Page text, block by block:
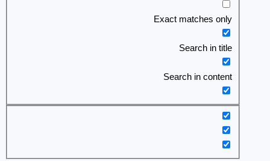
Exact matches only
Search in title
Search in content